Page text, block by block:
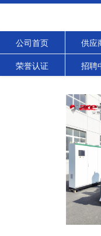
公司首页 供应
荣誉认证 招聘